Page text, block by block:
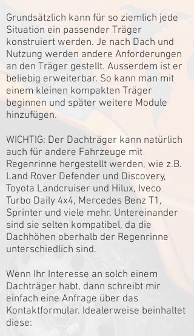
Grundsätzlich kann für so ziemlich jede
Situation ein passender Träger
konstruiert werden. Je nach Dach und
Nutzung werden andere Anforderungen
an den Träger gestellt. Ausserdem ist er
beliebig erweiterbar. So kann man mit
einem kleinen kompakten Träger
beginnen und später weitere Module
hinzufügen.
WICHTIG: Der Dachträger kann natürlich
auch für andere Fahrzeuge mit
Regenrinne hergestellt werden, wie z.B.
Land Rover Defender und Discovery,
Toyota Landcruiser und Hilux, Iveco
Turbo Daily 4x4, Mercedes Benz T1,
Sprinter und viele mehr. Untereinander
sind sie selten kompatibel, da die
Dachhöhen oberhalb der Regenrinne
unterschiedlich sind.
Wenn Ihr Interesse an solch einem
Dachträger habt, dann schreibt mir
einfach eine Anfrage über das
Kontaktformular. Idealerweise beinhaltet
diese: